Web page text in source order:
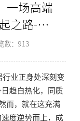
一场高端
之路-索
数：913
行业正身处深刻变
趋白热化，同质
而，就在这充满
度逆势而上，成